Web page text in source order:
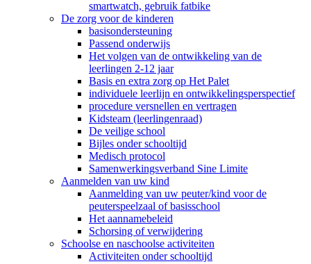
smartwatch, gebruik fatbike
De zorg voor de kinderen
basisondersteuning
Passend onderwijs
Het volgen van de ontwikkeling van de
leerlingen 2-12 jaar
Basis en extra zorg op Het Palet
individuele leerlijn en ontwikkelingsperspectief
procedure versnellen en vertragen
Kidsteam (leerlingenraad)
De veilige school
Bijles onder schooltijd
Medisch protocol
Samenwerkingsverband Sine Limite
Aanmelden van uw kind
Aanmelding van uw peuter/kind voor de
peuterspeelzaal of basisschool
Het aannamebeleid
Schorsing of verwijdering
Schoolse en naschoolse activiteiten
Activiteiten onder schooltijd